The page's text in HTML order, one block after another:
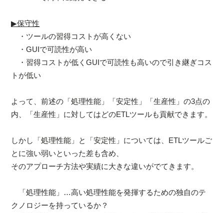
▶保守性
・ツールの習得コストが高くない
・GUIで可読性が高い
・習得コストが低くGUIで可読性も高いので引き継ぎコス
トが低い
よって、前述の「処理性能」「安定性」「生産性」の3点の
内、「生産性」に対してはどのETLツールも貢献できます。
しかし「処理性能」と「安定性」については、ETLツールご
とに強い弱いといった差も含め、
そのアプローチ方法や実績に大きな違いがでてきます。
「処理性能」…高い処理性能を発揮するための独自のテ
クノロジーを持っているか？